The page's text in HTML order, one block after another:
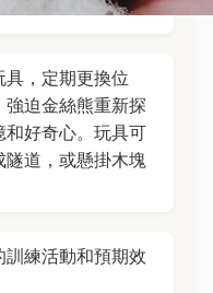
，定期更換位
迫金絲熊重新探
好奇心。玩具可
道，或懸掛木塊
練活動和預期效